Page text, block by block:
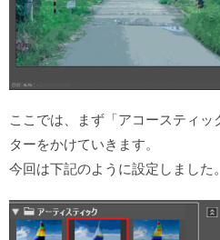
ここでは、まず「アコースティ
ターをかけていきます。
今回は下記のように設定しました。